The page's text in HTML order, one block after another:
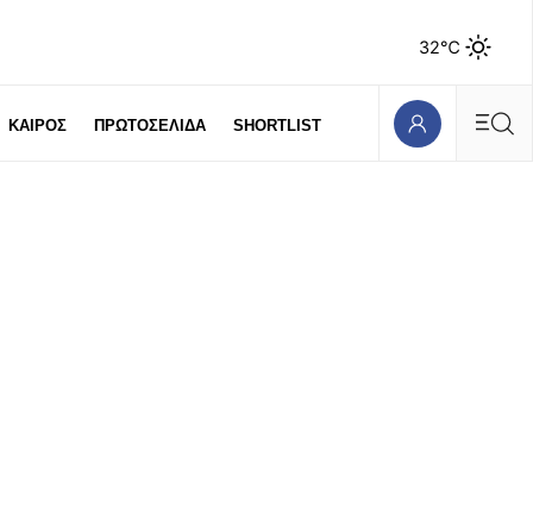
32℃
ΚΑΙΡΟΣ ΠΡΩΤΟΣΕΛΙΔΑ SHORTLIST